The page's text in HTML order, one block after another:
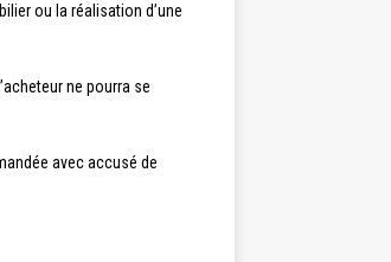
ou la réalisation d’une
ne pourra se
avec accusé de